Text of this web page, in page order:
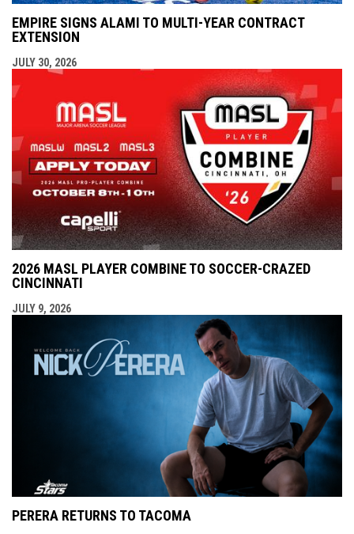
EMPIRE SIGNS ALAMI TO MULTI-YEAR CONTRACT
EXTENSION
JULY 30, 2026
2026 MASL PLAYER COMBINE TO SOCCER-CRAZED
CINCINNATI
JULY 9, 2026
PERERA RETURNS TO TACOMA